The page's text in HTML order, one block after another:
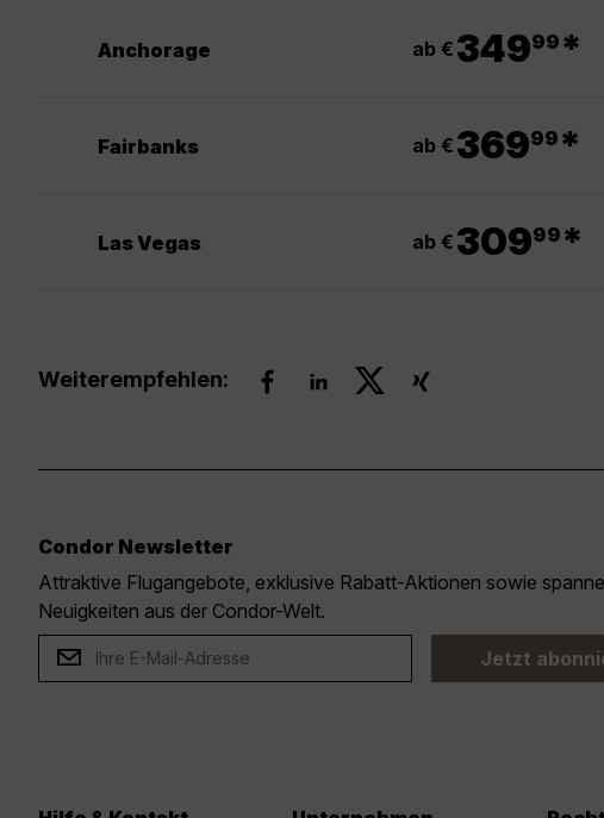
Anchorage ab € 34999 *
Fairbanks ab € 36999 *
Las Vegas ab € 30999 *
Weiterempfehlen:
Condor Newsletter
Attraktive Flugangebote, exklusive Rabatt-Aktionen sowie
Neuigkeiten aus der Condor-Welt.
Jetzt